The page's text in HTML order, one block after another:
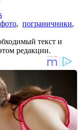
фото, пограничники,
текст и
редакции.